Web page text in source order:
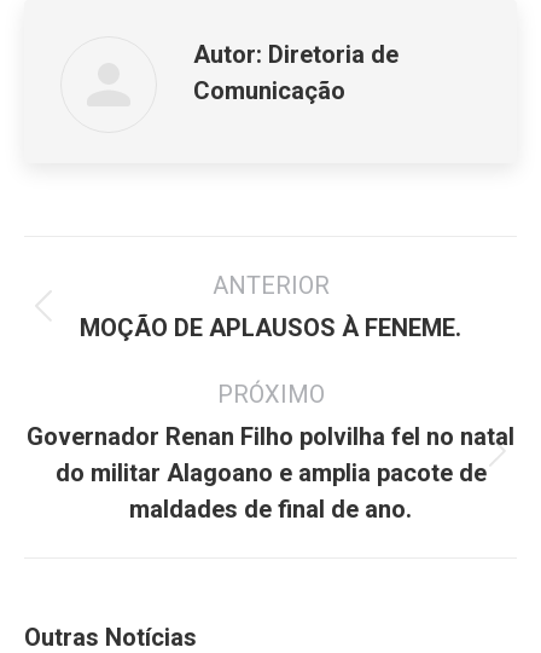
Autor: Diretoria de
Comunicação
de
post:
ANTERIOR
Post
MOÇÃO DE APLAUSOS À FENEME.
PRÓXIMO
Próximo
post:
Governador Renan Filho polvilha fel no natal
do militar Alagoano e amplia pacote de
maldades de final de ano.
Outras Notícias